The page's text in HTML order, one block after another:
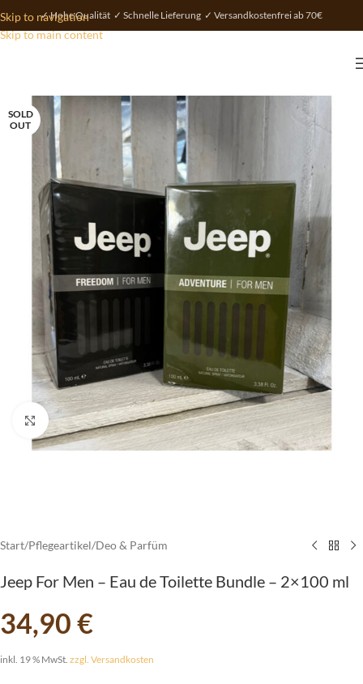
Skip to navigation
Skip to main content
✓ Hohe Qualität ✓ Schnelle Lieferung ✓ Versandkostenfrei ab 70€
SOLD
OUT
vergrößern
Start/Pflegeartikel/Deo & Parfüm
Jeep For Men – Eau de Toilette Bundle – 2×100 ml
34,90€
inkl. 19 % MwSt. zzgl. Versandkosten